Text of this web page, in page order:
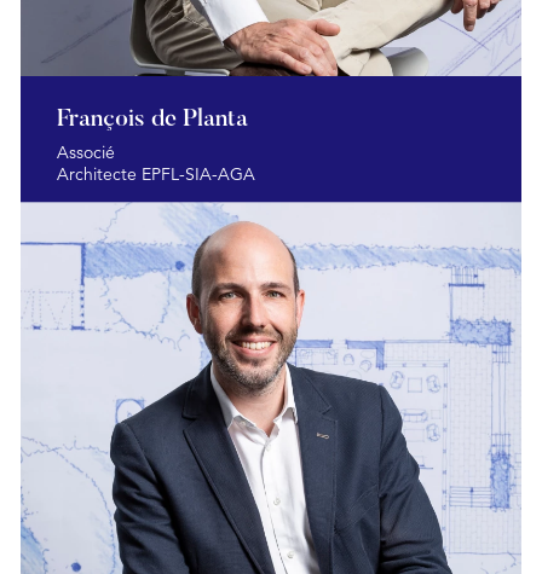
François de Planta
Associé
Architecte EPFL-SIA-AGA